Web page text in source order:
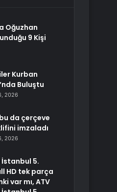
Oğuzhan
9 Kişi
Kurban
Buluştu
2026
da çerçeve
imzaladı
2026
İstanbul 5.
HD tek parça
var mı, ATV